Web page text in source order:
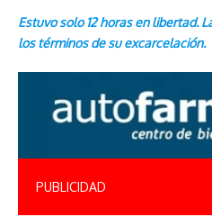
Estuvo solo 12 horas en libertad.
los términos de su excarcelación.
PUBLICIDAD